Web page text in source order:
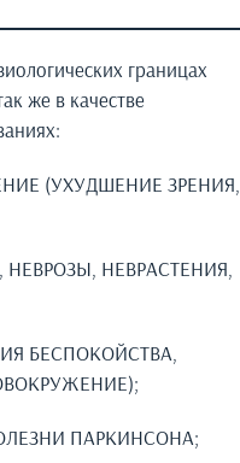
границах
же в качестве
(УХУДШЕНИЕ ЗРЕНИЯ,
НЕВРАСТЕНИЯ,
БЕСПОКОЙСТВА,
ПАРКИНСОНА;